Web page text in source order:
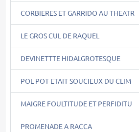
CORBIERES ET GARRIDO AU THEATR
LE GROS CUL DE RAQUEL
DEVINETTTE HIDALGROTESQUE
POL POT ETAIT SOUCIEUX DU CLIM
MAIGRE FOULTITUDE ET PERFIDITU
PROMENADE A RACCA